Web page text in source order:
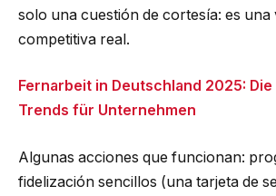
solo una cuestión de cortesía: es una
competitiva real.
Fernarbeit in Deutschland 2025:
Trends für Unternehmen
Algunas acciones que funcionan:
fidelización sencillos (una tarjeta de